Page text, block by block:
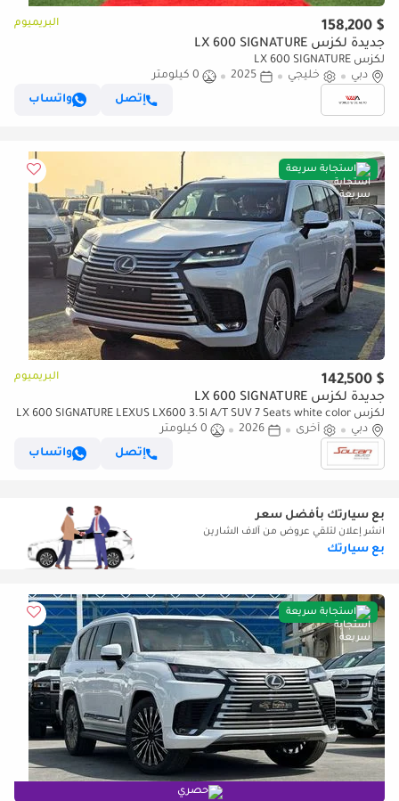
$ 158,200 البريميوم
جديدة لكزس LX 600 SIGNATURE
لكزس LX 600 SIGNATURE
دبي
خليجي 2025
0 كيلومتر
إتصل
واتساب
استجابة سريعة
$ 142,500 البريميوم
جديدة لكزس LX 600 SIGNATURE
لكزس LX 600 SIGNATURE LEXUS LX600 3.5l A/T SUV 7 Seats white color
2026 Model
دبي أخرى 2026
0 كيلومتر
إتصل
واتساب
بع سيارتك بأفضل سعر
انشر إعلان لتلقي عروض من آلاف الشارين
بع سيارتك
استجابة سريعة
حصري